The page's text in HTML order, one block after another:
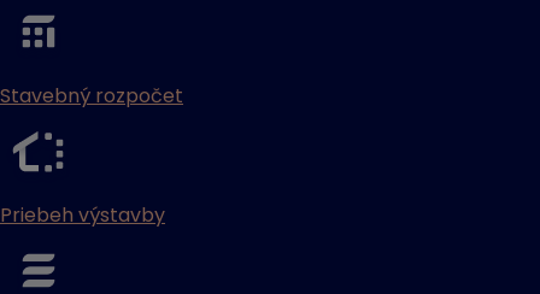
Stavebný rozpočet
Priebeh výstavby